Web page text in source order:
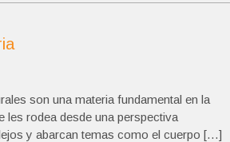
son una materia fundamental en la
les rodea desde una perspectiva
y abarcan temas como el cuerpo […]